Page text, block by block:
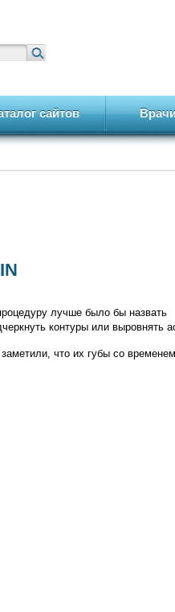
сайтов
лучше было бы назвать
контуры или выровнять
что их губы со